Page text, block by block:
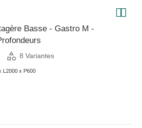
Basse - Gastro M -
8 Variantes
L2000 x P600